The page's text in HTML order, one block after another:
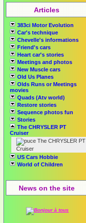
Articles
383ci Motor Evolution
Car's technique
Chevelle's informations
Friend's cars
Heart car's stories
Meetings and photos
New Muscle cars
Old Us Planes
Olds Runs or Meetings
movies
Quads (Atv world)
Restore stories
Sequence photos fun
Stories
The CHRYSLER PT
Cruiser
The CHRYSLER PT
Cruiser
US Cars Hobbie
World of Children
News on the site